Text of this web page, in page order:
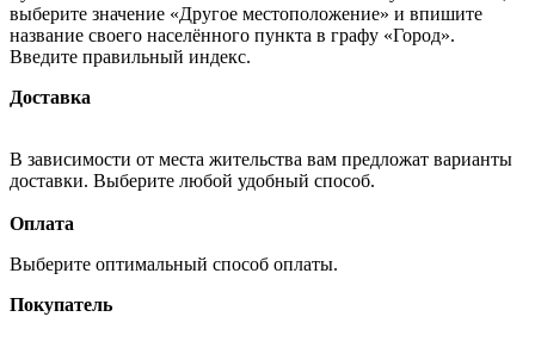
выберите значение «Другое местоположение» и впишите
название своего населённого пункта в графу «Город».
Введите правильный индекс.
Доставка
В зависимости от места жительства вам предложат варианты
доставки. Выберите любой удобный способ.
Оплата
Выберите оптимальный способ оплаты.
Покупатель